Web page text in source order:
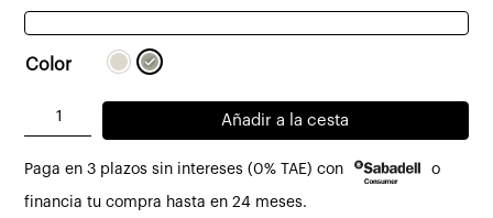
Color
Sofá
5
-
Añadir a la cesta
Paga en 3 plazos sin intereses (0% TAE) con o
financia tu compra hasta en 24 meses.